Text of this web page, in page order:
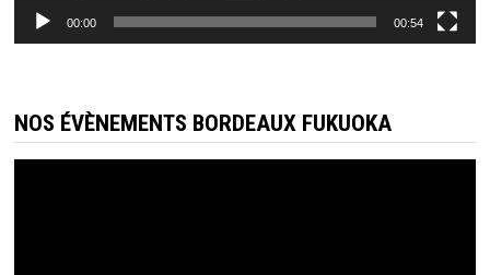
00:00 00:54
NOS ÉVÈNEMENTS BORDEAUX FUKUOKA